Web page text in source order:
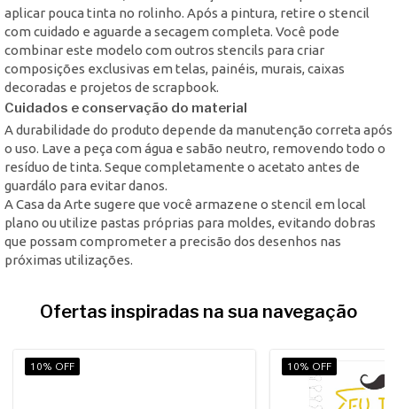
aplicar pouca tinta no rolinho. Após a pintura, retire o stencil
com cuidado e aguarde a secagem completa. Você pode
combinar este modelo com outros stencils para criar
composições exclusivas em telas, painéis, murais, caixas
decoradas e projetos de scrapbook.
Cuidados e conservação do material
A durabilidade do produto depende da manutenção correta após
o uso. Lave a peça com água e sabão neutro, removendo todo o
resíduo de tinta. Seque completamente o acetato antes de
guardálo para evitar danos.
A Casa da Arte sugere que você armazene o stencil em local
plano ou utilize pastas próprias para moldes, evitando dobras
que possam comprometer a precisão dos desenhos nas
próximas utilizações.
Ofertas inspiradas na sua navegação
10% OFF 10% OFF